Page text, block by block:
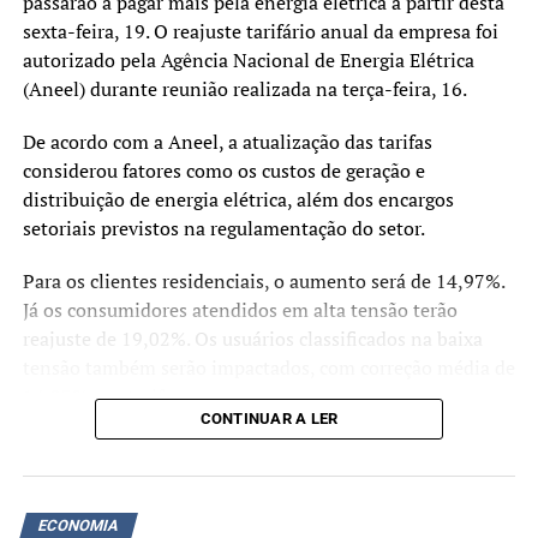
sexta-feira, 19. O reajuste tarifário anual da empresa foi
autorizado pela Agência Nacional de Energia Elétrica
(Aneel) durante reunião realizada na terça-feira, 16.
De acordo com a Aneel, a atualização das tarifas
considerou fatores como os custos de geração e
distribuição de energia elétrica, além dos encargos
setoriais previstos na regulamentação do setor.
Para os clientes residenciais, o aumento será de 14,97%.
Já os consumidores atendidos em alta tensão terão
reajuste de 19,02%. Os usuários classificados na baixa
14,93% nas tarifas.
A RGE Sul é responsável pelo fornecimento de energia
para aproximadamente 3,19 milhões de unidades
consumidoras em diversas regiões do Rio Grande do Sul.
CONTINUAR A LER
ECONOMIA